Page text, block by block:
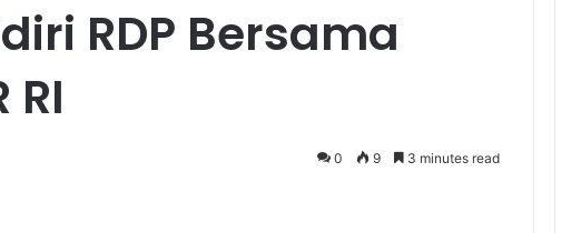
RDP Bersama
RI
0 9 3 minutes read